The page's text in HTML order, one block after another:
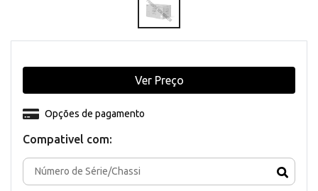
Compativel com:
Opções de pagamento
Ver Preço